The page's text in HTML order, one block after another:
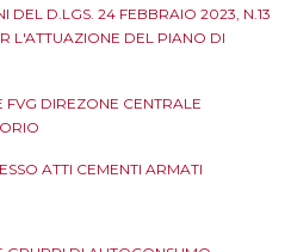
DEL D.LGS. 24 FEBBRAIO 2023, N.13
L'ATTUAZIONE DEL PIANO DI
DIREZONE CENTRALE
ATTI CEMENTI ARMATI